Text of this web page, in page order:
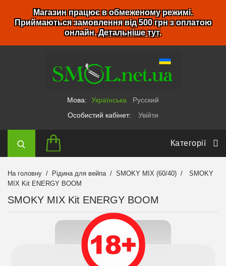
Магазин працює в обмеженому режимі.
Приймаються замовлення від 500 грн з оплатою
онлайн.Детальніше тут.
Мова: Українська
Русский
Особистий кабінет:
Увійти
Категорії
На головну Рідина для вейпа SMOKY MIX (60/40)
SMOKY
MIX Kit ENERGY BOOM
SMOKY MIX Kit ENERGY BOOM